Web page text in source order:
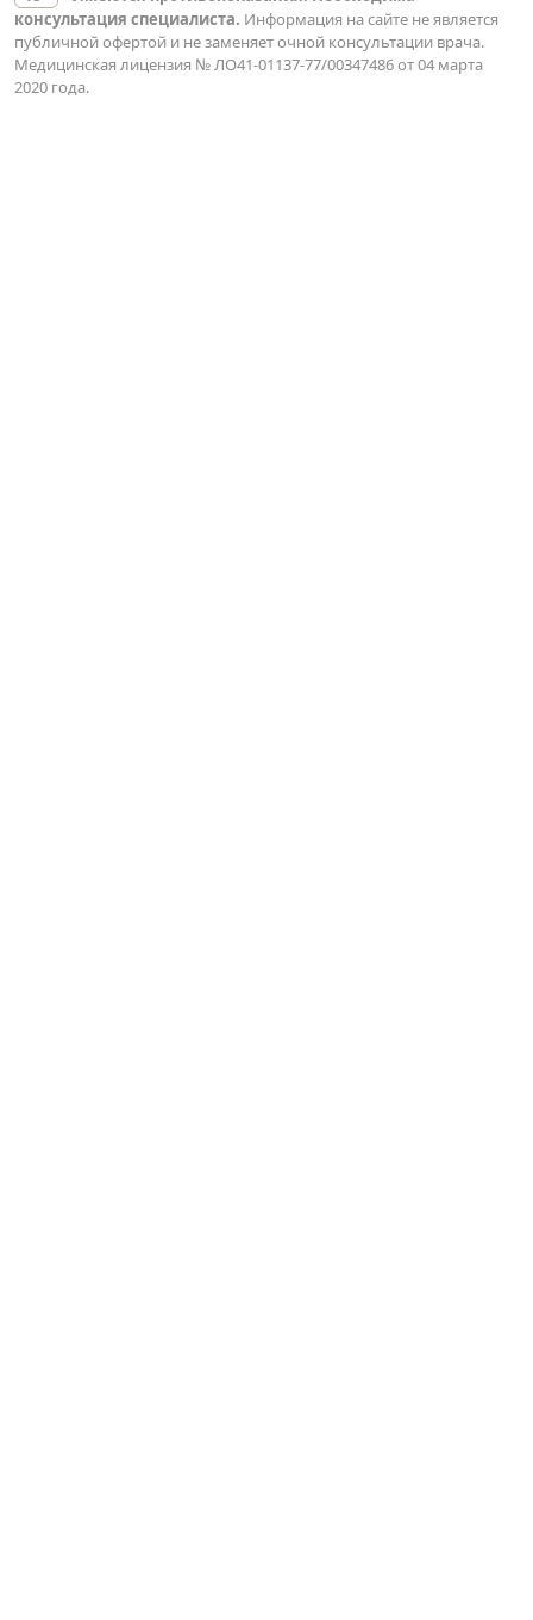
консультация специалиста. Информация на сайте не является
публичной офертой и не заменяет очной консультации врача.
Медицинская лицензия № ЛО41-01137-77/00347486 от 04 марта
2020 года.